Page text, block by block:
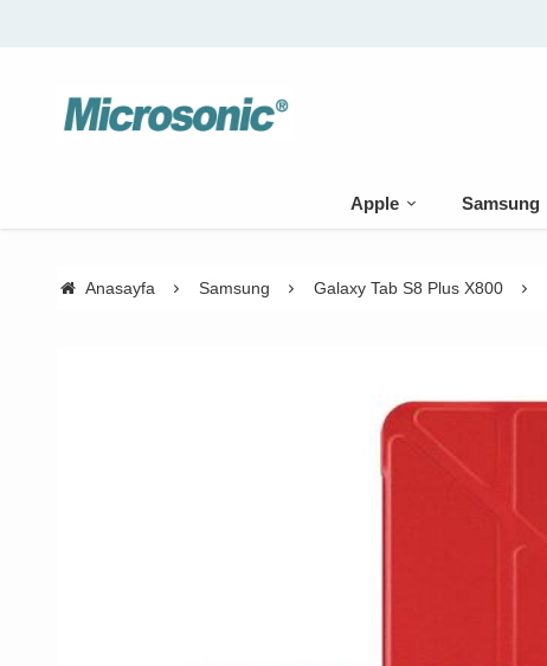
Apple Samsung
Anasayfa Samsung Galaxy Tab S8 Plus X800